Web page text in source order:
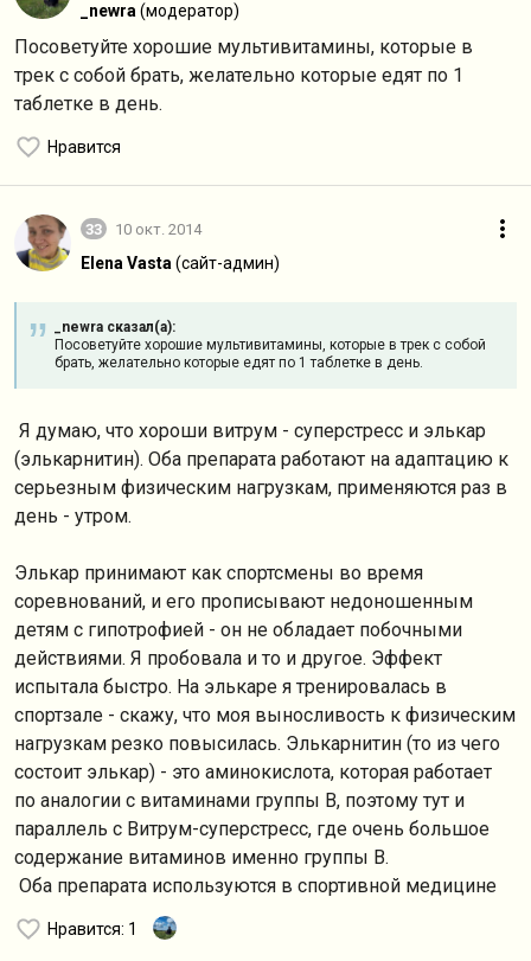
_newra (модератор)
Посоветуйте хорошие мультивитамины, которые в
трек с собой брать, желательно которые едят по 1
таблетке в день.
Нравится
33 10 окт. 2014
Elena Vasta (сайт-админ)
_newra сказал(а):
Посоветуйте хорошие мультивитамины, которые в трек с собой
брать, желательно которые едят по 1 таблетке в день.
Я думаю, что хороши витрум - суперстресс и элькар
(элькарнитин). Оба препарата работают на адаптацию к
серьезным физическим нагрузкам, применяются раз в
день - утром.
Элькар принимают как спортсмены во время
соревнований, и его прописывают недоношенным
детям с гипотрофией - он не обладает побочными
действиями. Я пробовала и то и другое. Эффект
испытала быстро. На элькаре я тренировалась в
спортзале - скажу, что моя выносливость к физическим
нагрузкам резко повысилась. Элькарнитин (то из чего
состоит элькар) - это аминокислота, которая работает
по аналогии с витаминами группы В, поэтому тут и
параллель с Витрум-суперстресс, где очень большое
содержание витаминов именно группы В.
Оба препарата используются в спортивной медицине
Нравится: 1